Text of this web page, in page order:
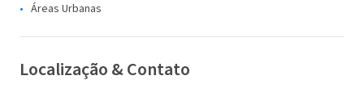
Áreas Urbanas
Localização & Contato